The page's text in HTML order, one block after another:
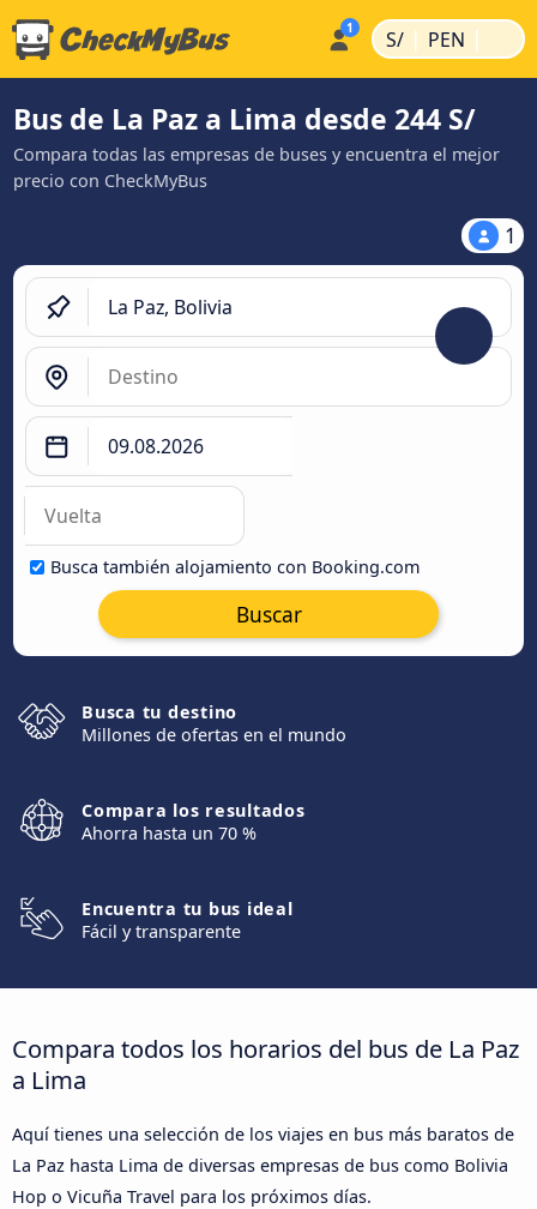
S/ | PEN |
Bus de La Paz a Lima desde 244 S/
Compara todas las empresas de buses y encuentra el mejor
precio con CheckMyBus
1
Busca también alojamiento con Booking.com
Buscar
Busca tu destino
Millones de ofertas en el mundo
Compara los resultados
Ahorra hasta un 70 %
Encuentra tu bus ideal
Fácil y transparente
Compara todos los horarios del bus de La Paz
a Lima
Aquí tienes una selección de los viajes en bus más baratos de
La Paz hasta Lima de diversas empresas de bus como Bolivia
Hop o Vicuña Travel para los próximos días.